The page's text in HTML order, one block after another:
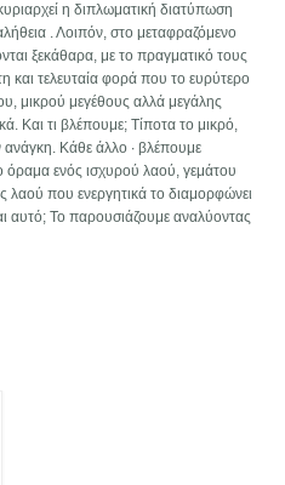
η διπλωματική διατύπωση
. Λοιπόν, στο μεταφραζόμενο
ξεκάθαρα, με το πραγματικό τους
και τελευταία φορά που το ευρύτερο
μικρού μεγέθους αλλά μεγάλης
Και τι βλέπουμε; Τίποτα το μικρό,
ανάγκη. Κάθε άλλο ∙ βλέπουμε
όραμα ενός ισχυρού λαού, γεμάτου
λαού που ενεργητικά το διαμορφώνει
αυτό; To παρουσιάζουμε αναλύοντας